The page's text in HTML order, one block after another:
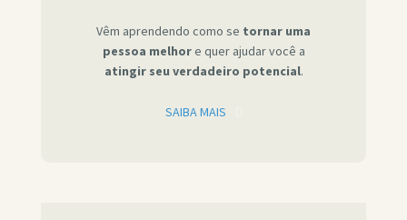
Vêm aprendendo como se tornar uma
pessoa melhore quer ajudar você a
atingir seu verdadeiro potencial.
SAIBA MAIS